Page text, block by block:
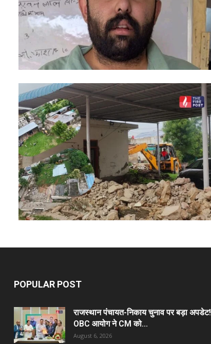
POPULAR POST
राजस्थान पंचायत-निकाय चुनाव पर बड़ा अपडेट!
OBC आयोग ने CM को...
August 6, 2026